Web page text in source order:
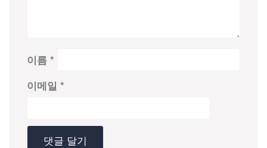
이름 *
이메일 *